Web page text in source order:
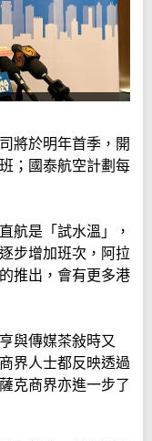
將於明年首季，開
；國泰航空計劃每
航是「試水溫」，
步增加班次，阿拉
推出，會有更多港
與傳媒茶敍時又
界人士都反映透過
克商界亦進一步了